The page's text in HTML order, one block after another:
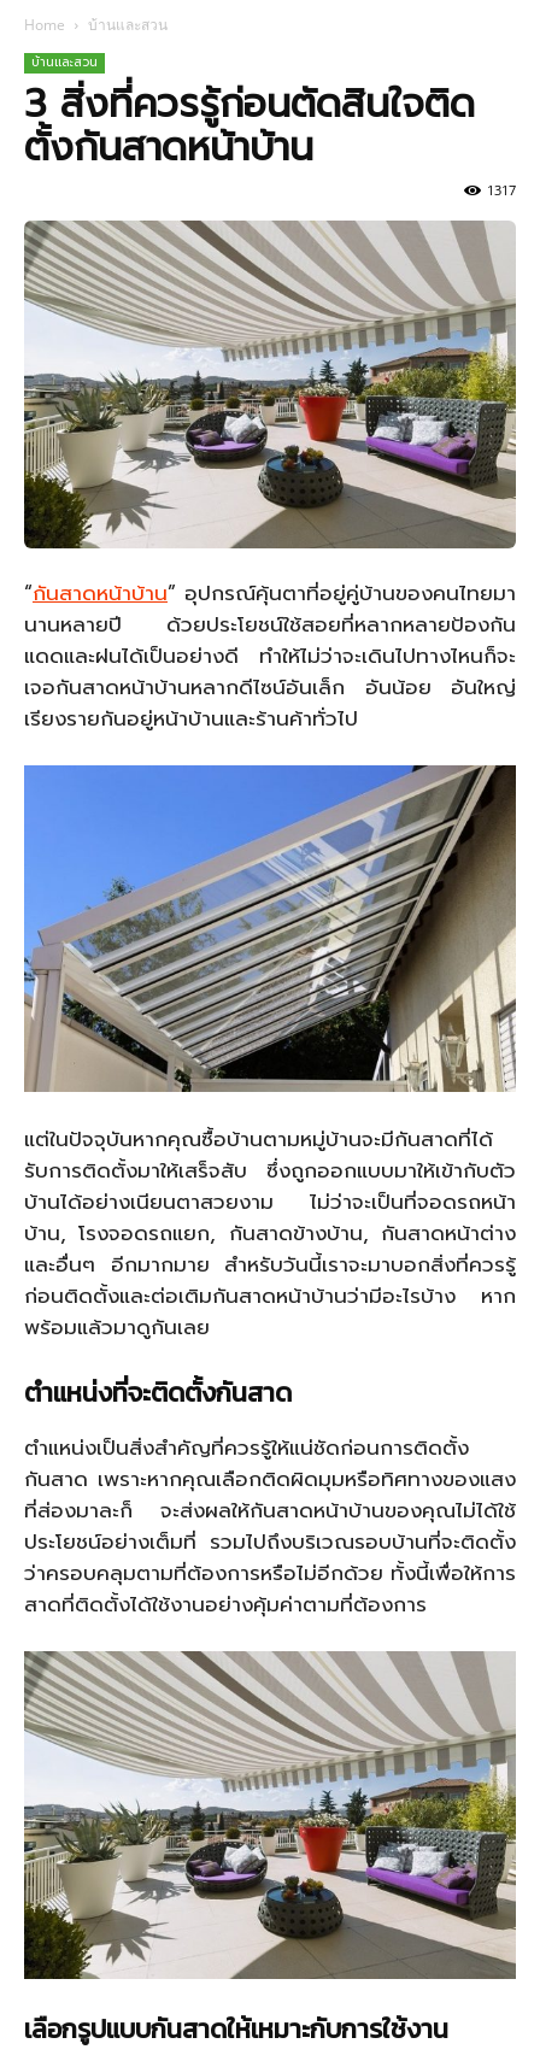
Home บ้านและสวน
บ้านและสวน
3 สิ่งที่ควรรู้ก่อนตัดสินใจติด
ตั้งกันสาดหน้าบ้าน
1317
“กันสาดหน้าบ้าน” อุปกรณ์คุ้นตาที่อยู่คู่บ้านของคนไทยมา
นานหลายปี ด้วยประโยชน์ใช้สอยที่หลากหลายป้องกัน
แดดและฝนได้เป็นอย่างดี ทำให้ไม่ว่าจะเดินไปทางไหนก็จะ
เจอกันสาดหน้าบ้านหลากดีไซน์อันเล็ก อันน้อย อันใหญ่
เรียงรายกันอยู่หน้าบ้านและร้านค้าทั่วไป
แต่ในปัจจุบันหากคุณซื้อบ้านตามหมู่บ้านจะมีกันสาดที่ได้
รับการติดตั้งมาให้เสร็จสับ ซึ่งถูกออกแบบมาให้เข้ากับตัว
บ้านได้อย่างเนียนตาสวยงาม ไม่ว่าจะเป็นที่จอดรถหน้า
บ้าน, โรงจอดรถแยก, กันสาดข้างบ้าน, กันสาดหน้าต่าง
และอื่นๆ อีกมากมาย สำหรับวันนี้เราจะมาบอกสิ่งที่ควรรู้
ก่อนติดตั้งและต่อเติมกันสาดหน้าบ้านว่ามีอะไรบ้าง หาก
พร้อมแล้วมาดูกันเลย
ตำแหน่งที่จะติดตั้งกันสาด
ตำแหน่งเป็นสิ่งสำคัญที่ควรรู้ให้แน่ชัดก่อนการติดตั้ง
กันสาด เพราะหากคุณเลือกติดผิดมุมหรือทิศทางของแสง
ที่ส่องมาละก็ จะส่งผลให้กันสาดหน้าบ้านของคุณไม่ได้ใช้
ประโยชน์อย่างเต็มที่ รวมไปถึงบริเวณรอบบ้านที่จะติดตั้ง
ว่าครอบคลุมตามที่ต้องการหรือไม่อีกด้วย ทั้งนี้เพื่อให้การ
สาดที่ติดตั้งได้ใช้งานอย่างคุ้มค่าตามที่ต้องการ
เลือกรูปแบบกันสาดให้เหมาะกับการใช้งาน